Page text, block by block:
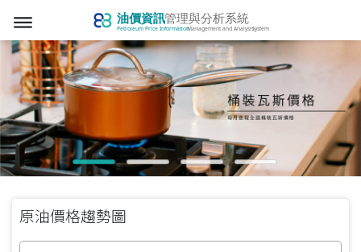
dehaze
原油價格趨勢圖